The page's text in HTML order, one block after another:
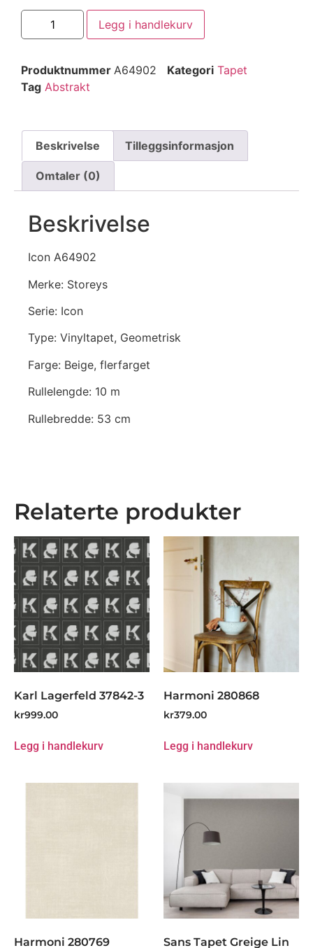
Legg i handlekurv
Produktnummer A64902 Kategori Tapet
Tag Abstrakt
Beskrivelse Tilleggsinformasjon
Omtaler (0)
Beskrivelse
Icon A64902
Merke: Storeys
Serie: Icon
Type: Vinyltapet, Geometrisk
Farge: Beige, flerfarget
Rullelengde: 10 m
Rullebredde: 53 cm
Relaterte produkter
Karl Lagerfeld 37842-3
kr999.00
Legg i handlekurv
Harmoni 280868
kr379.00
Legg i handlekurv
Harmoni 280769 Sans Tapet Greige Lin